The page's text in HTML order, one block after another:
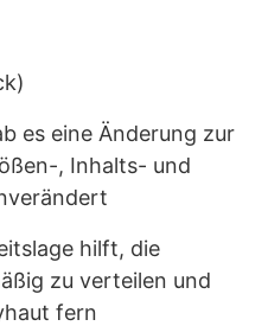
es eine Änderung zur
, Inhalts- und
hilft, die
zu verteilen und
fern